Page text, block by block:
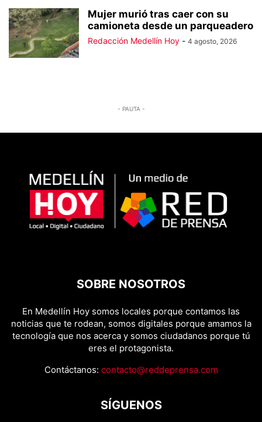
Mujer murió tras caer con su
camioneta desde un parqueadero
Redacción Medellín Hoy - 4 agosto, 2026
- PAUTA -
SOBRE NOSOTROS
En Medellín Hoy somos locales porque contamos las
noticias que te rodean, somos digitales porque amamos la
tecnología que nos acerca y somos ciudadanos porque tú
eres el protagonista.
Contáctanos: contacto@reddeprensa.com
SÍGUENOS